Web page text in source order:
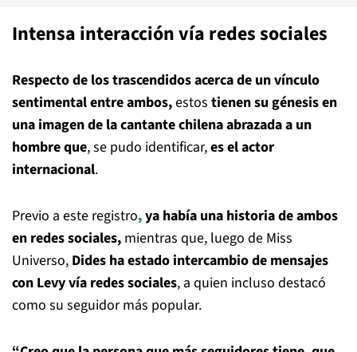
Intensa interacción vía redes sociales
Respecto de los trascendidos acerca de un vínculo
sentimental entre ambos,estos tienen su génesis en
una imagen de la cantante chilena abrazada a un
hombre que, se pudo identificar,esel actor
internacional.
Previo a este registro,ya había una historia de ambos
en redes sociales, mientras que, luego de Miss
Universo, Dides ha estado intercambio de mensajes
con Levy vía redes sociales, a quien incluso destacó
como su seguidor más popular.